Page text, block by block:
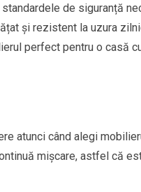
de siguranță
și rezistent la uzura
perfect pentru o casă
atunci când alegi
mișcare, astfel că